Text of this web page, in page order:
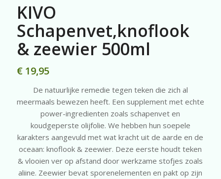
KIVO
Schapenvet,knoflook
& zeewier 500ml
€19,95
De natuurlijke remedie tegen teken die zich al
meermaals bewezen heeft. Een supplement met echte
power-ingredienten zoals schapenvet en
koudgeperste olijfolie. We hebben hun soepele
karakters aangevuld met wat kracht uit de aarde en de
oceaan: knoflook & zeewier. Deze eerste houdt teken
& vlooien ver op afstand door werkzame stofjes zoals
aliine. Zeewier bevat sporenelementen en pakt op zijn